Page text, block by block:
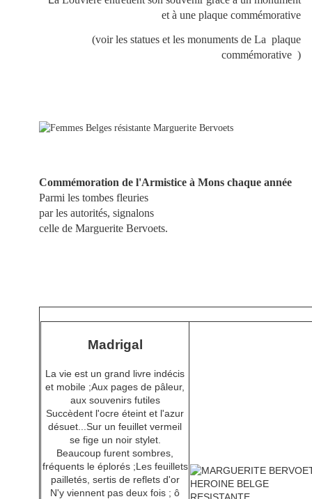
et à une plaque commémorative
(voir les statues et les monuments de La plaque
commémorative )
Commémoration de l'Armistice à Mons chaque année
Parmi les tombes fleuries
par les autorités, signalons
celle de Marguerite Bervoets.
Madrigal
La vie est un grand livre indécis
et mobile ;Aux pages de pâleur,
aux souvenirs futiles
Succèdent l'ocre éteint et l'azur
désuet...Sur un feuillet vermeil
se fige un noir stylet.
Beaucoup furent sombres,
fréquents le éplorés ;Les feuillets
pailletés, sertis de reflets d'or
N'y viennent pas deux fois ; ô